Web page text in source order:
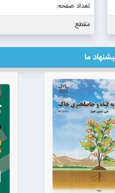
تعداد صفحه:
مقطع:
ما